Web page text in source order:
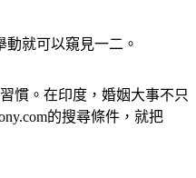
就可以窺見一二。
慣。在印度，婚姻大事不只
的搜尋條件，就把